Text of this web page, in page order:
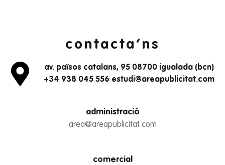
contacta’ns
av. països catalans, 95 08700 igualada (bcn)
+34 938 045 556 estudi@areapublicitat.com
administració
area@areapublicitat.com
comercial